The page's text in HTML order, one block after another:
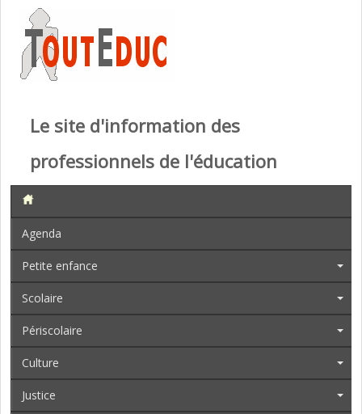
Le site d'information des
professionnels de l'éducation
Agenda
Petite enfance
Scolaire
Périscolaire
Culture
Justice